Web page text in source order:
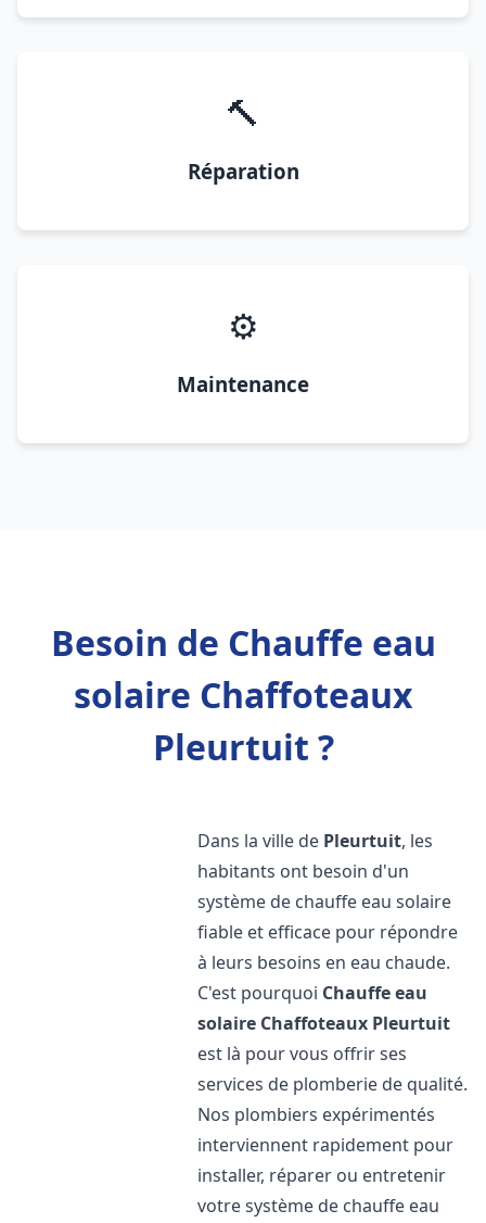
🔨
Réparation
⚙️
Maintenance
Besoin de Chauffe eau
solaire Chaffoteaux
Pleurtuit ?
Dans la ville de Pleurtuit, les
habitants ont besoin d'un
système de chauffe eau solaire
fiable et efficace pour répondre
à leurs besoins en eau chaude.
C'est pourquoi Chauffe eau
solaire Chaffoteaux Pleurtuit
est là pour vous offrir ses
services de plomberie de qualité.
Nos plombiers expérimentés
interviennent rapidement pour
installer, réparer ou entretenir
votre système de chauffe eau